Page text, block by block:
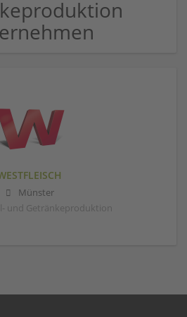
Münster
und Getränkeproduktion